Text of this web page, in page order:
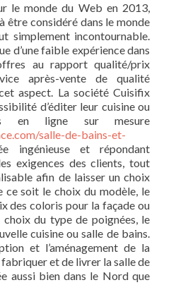
le monde du Web en 2013,
être considéré dans le monde
simplement incontournable.
d’une faible expérience dans
au rapport qualité/prix
après-vente de qualité
aspect. La société Cuisifix
d’éditer leur cuisine ou
en ligne sur mesure
salle-de-bains-et-
ingénieuse et répondant
exigences des clients, tout
afin de laisser un choix
ce soit le choix du modèle, le
des coloris pour la façade ou
du type de poignées, le
cuisine ou salle de bains.
et l’aménagement de la
et de livrer la salle de
aussi bien dans le Nord que